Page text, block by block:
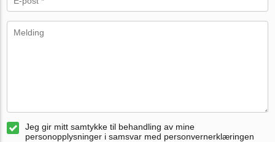
Jeg gir mitt samtykke til behandling av mine
personopplysninger i samsvar med personvernerklæringen